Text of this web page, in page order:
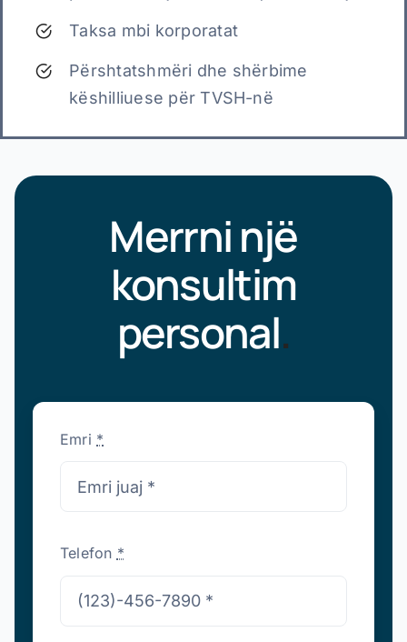
Taksa mbi korporatat
Përshtatshmëri dhe shërbime
këshilliuese për TVSH-në
Merrni një
konsultim
personal.
Emri *
Telefon *